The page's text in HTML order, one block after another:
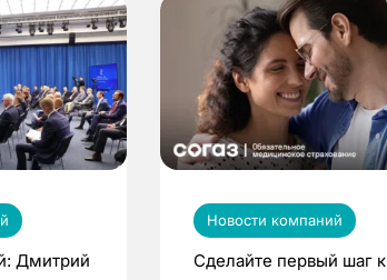
Дмитрий
Новости компаний
Сделайте первый шаг к